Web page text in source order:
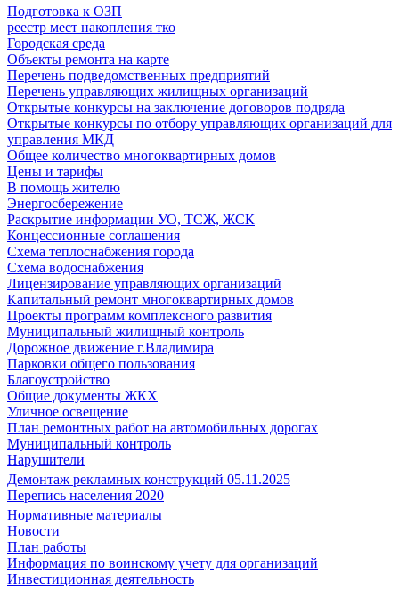
Подготовка к ОЗП
реестр мест накопления тко
Городская среда
Объекты ремонта на карте
Перечень подведомственных предприятий
Перечень управляющих жилищных организаций
Открытые конкурсы на заключение договоров подряда
Открытые конкурсы по отбору управляющих организаций для
управления МКД
Общее количество многоквартирных домов
Цены и тарифы
В помощь жителю
Энергосбережение
Раскрытие информации УО, ТСЖ, ЖСК
Концессионные соглашения
Схема теплоснабжения города
Схема водоснабжения
Лицензирование управляющих организаций
Капитальный ремонт многоквартирных домов
Проекты программ комплексного развития
Муниципальный жилищный контроль
Дорожное движение г.Владимира
Парковки общего пользования
Благоустройство
Общие документы ЖКХ
Уличное освещение
План ремонтных работ на автомобильных дорогах
Муниципальный контроль
Нарушители
Демонтаж рекламных конструкций 05.11.2025
Перепись населения 2020
Нормативные материалы
Новости
План работы
Информация по воинскому учету для организаций
Инвестиционная деятельность